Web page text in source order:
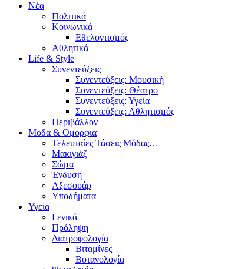
Νέα
Πολιτικά
Κοινωνικά
Εθελοντισμός
Αθλητικά
Life & Style
Συνεντεύξεις
Συνεντεύξεις: Μουσική
Συνεντεύξεις: Θέατρο
Συνεντεύξεις: Υγεία
Συνεντεύξεις: Αθλητισμός
Περιβάλλον
Μοδα & Ομορφια
Τελευταίες Τάσεις Μόδας…
Μακιγιάζ
Σώμα
Ένδυση
Αξεσουάρ
Υποδήματα
Υγεία
Γενικά
Πρόληψη
Διατροφολογία
Βιταμίνες
Βοτανολογία